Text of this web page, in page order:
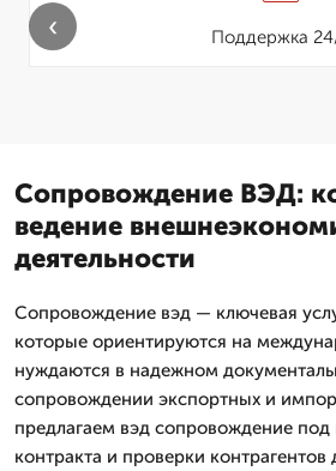
Поддержка
‹
Сопровождение ВЭД:
ведение
деятельности
Сопровождение вэд — ключевая
которые ориентируются на
нуждаются в надежном
сопровождении экспортных и
предлагаем вэд сопровождение под
контракта и проверки контрагентов